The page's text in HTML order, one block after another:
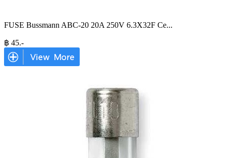
FUSE Bussmann ABC-20 20A 250V 6.3X32F Ce...
฿ 45.-